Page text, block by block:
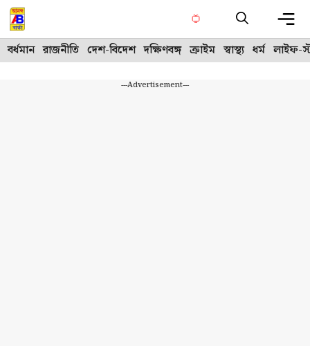
Skip
to
content
বর্ধমান রাজনীতি দেশ-বিদেশ দক্ষিণবঙ্গ ক্রাইম স্বাস্থ্য ধর্ম লাইফ-
---Advertisement---